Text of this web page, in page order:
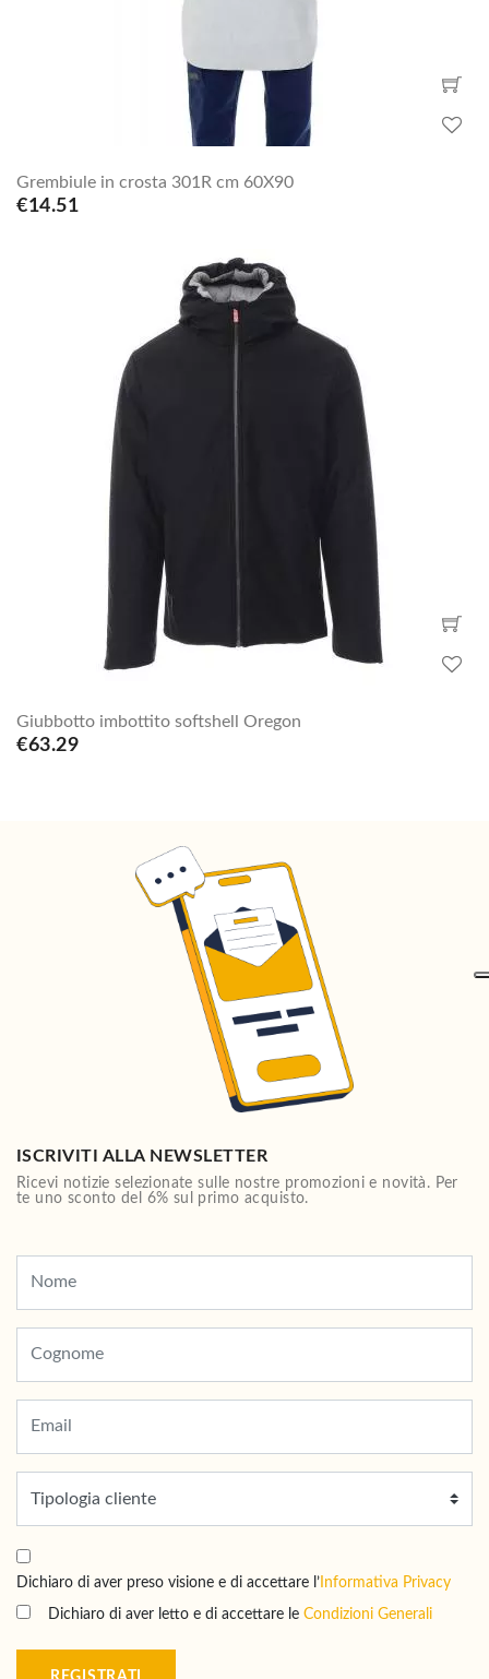
Grembiule in crosta 301R cm 60X90
€14.51
Giubbotto imbottito softshell Oregon
€63.29
ISCRIVITI ALLA NEWSLETTER
Ricevi notizie selezionate sulle nostre promozioni e novità. Per
te uno sconto del 6% sul primo acquisto.
Dichiaro di aver preso visione e di accettare l’ Informativa Privacy
Dichiaro di aver letto e di accettare le Condizioni Generali